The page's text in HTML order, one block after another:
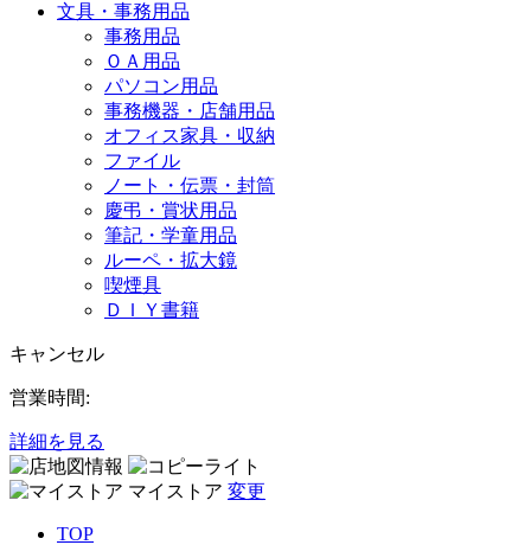
文具・事務用品
事務用品
ＯＡ用品
パソコン用品
事務機器・店舗用品
オフィス家具・収納
ファイル
ノート・伝票・封筒
慶弔・賞状用品
筆記・学童用品
ルーペ・拡大鏡
喫煙具
ＤＩＹ書籍
キャンセル
営業時間:
詳細を見る
マイストア 変更
TOP